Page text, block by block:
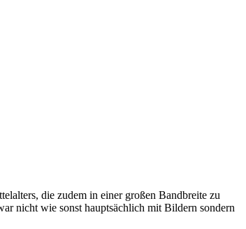
die zudem in einer großen Bandbreite zu
nicht wie sonst hauptsächlich mit Bildern sondern